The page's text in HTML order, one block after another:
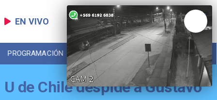
EN VIVO
PROGRAMACIÓN LOCAL DEPORTES
U de Chile despide a Gustavo